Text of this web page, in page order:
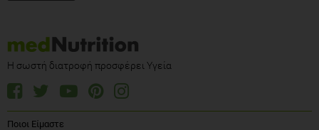
Η σωστή διατροφή προσφέρει Υγεία
Ποιοι Είμαστε